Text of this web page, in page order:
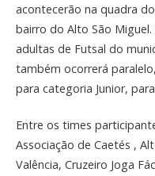
acontecerão na quadra
bairro do Alto São
adultas de Futsal do
também ocorrerá
para categoria Junior,
Entre os times
Associação de Caetés ,
Valência, Cruzeiro Joga